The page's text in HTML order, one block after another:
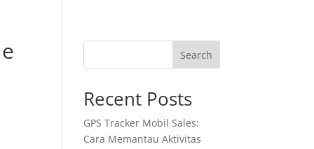
Contact UsSearch
Recent Posts
GPS Tracker Mobil Sales:
Cara Memantau Aktivitas